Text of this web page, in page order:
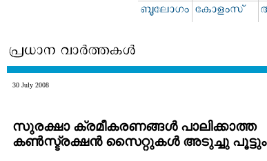
30 July 2008
സുരക്ഷാ ക്രമീകരണങ്ങള്‍ പാലിക്കാത്ത
കണ്‍സ്ട്രക്ഷന്‍ സൈറ്റുകള്‍ അടുച്ചു പൂട്ടും